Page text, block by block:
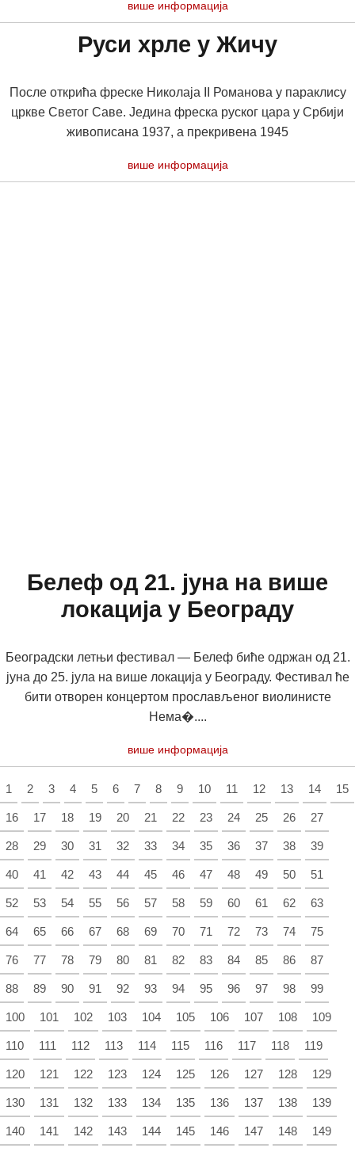
више информација
Руси хрле у Жичу
После открића фреске Николаја II Романова у параклису
цркве Светог Саве. Једина фреска руског цара у Србији
живописана 1937, а прекривена 1945
више информација
Белеф од 21. јуна на више
локација у Београду
Београдски летњи фестивал — Белеф биће одржан од 21.
јуна до 25. јула на више локација у Београду. Фестивал ће
бити отворен концертом прослављеног виолинисте
Нема�....
више информација
1 2 3 4 5 6 7 8 9 10 11 12 13 14 15
16 17 18 19 20 21 22 23 24 25 26 27
28 29 30 31 32 33 34 35 36 37 38 39
40 41 42 43 44 45 46 47 48 49 50 51
52 53 54 55 56 57 58 59 60 61 62 63
64 65 66 67 68 69 70 71 72 73 74 75
76 77 78 79 80 81 82 83 84 85 86 87
88 89 90 91 92 93 94 95 96 97 98 99
100 101 102 103 104 105 106 107 108 109
110 111 112 113 114 115 116 117 118 119
120 121 122 123 124 125 126 127 128 129
130 131 132 133 134 135 136 137 138 139
140 141 142 143 144 145 146 147 148 149